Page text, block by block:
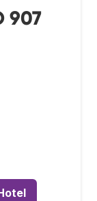
907